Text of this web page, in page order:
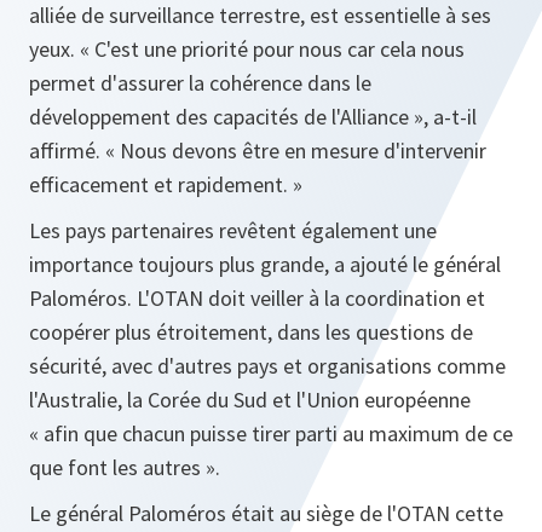
alliée de surveillance terrestre, est essentielle à ses
yeux. « C'est une priorité pour nous car cela nous
permet d'assurer la cohérence dans le
développement des capacités de l'Alliance », a-t-il
affirmé. « Nous devons être en mesure d'intervenir
efficacement et rapidement. »
Les pays partenaires revêtent également une
importance toujours plus grande, a ajouté le général
Paloméros. L'OTAN doit veiller à la coordination et
coopérer plus étroitement, dans les questions de
sécurité, avec d'autres pays et organisations comme
l'Australie, la Corée du Sud et l'Union européenne
« afin que chacun puisse tirer parti au maximum de ce
que font les autres ».
Le général Paloméros était au siège de l'OTAN cette